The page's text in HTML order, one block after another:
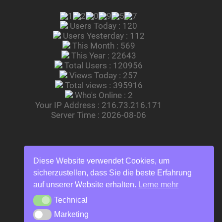
Users Today : 120
Users Yesterday : 112
This Month : 569
This Year : 22643
Total Users : 120956
Views Today : 257
Total views : 395916
Who's Online : 2
Your IP Address : 216.73.216.171
Server Time : 2026-08-06
Diese Website verwendet Cookies, um
sicherzustellen, dass Sie die beste Erfahrung
auf unserer Website erhalten.
Lerne mehr
TechnicalTechnical
MarketingMarketing